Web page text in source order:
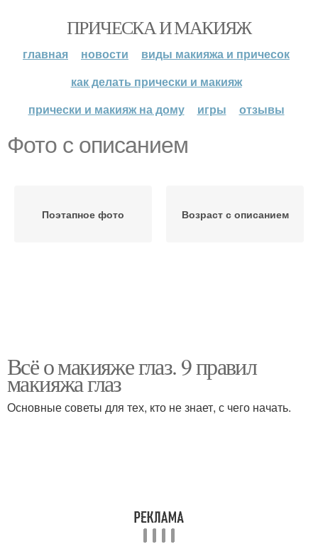
ПРИЧЕСКА И МАКИЯЖ
главная новости
виды макияжа и причесок
как делать прически и макияж
прически и макияж на дому
игры отзывы
Фото с описанием
Поэтапное фото Возраст с описанием
Всё о макияже глаз. 9 правил
макияжа глаз
Основные советы для тех, кто не знает, с чего начать.